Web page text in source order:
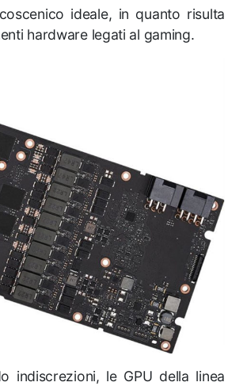
ideale, in quanto risulta
hardware legati al gaming.
indiscrezioni, le GPU della linea